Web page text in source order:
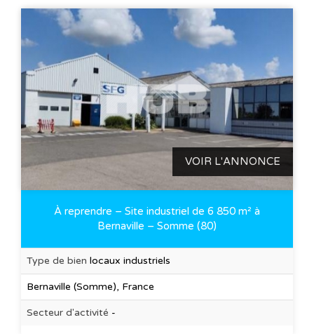
VOIR L'ANNONCE
À reprendre – Site industriel de 6 850 m² à
Bernaville – Somme (80)
Type de bien locaux industriels
Bernaville (Somme), France
Secteur d'activité -